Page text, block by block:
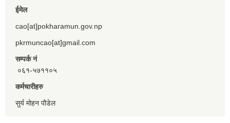
ईमेल
cao[at]pokharamun.gov.np
pkrmuncao[at]gmail.com
सम्पर्क नं
०६१-५७११०५
कर्मचारीहरु
सुर्य मोहन पौडेल